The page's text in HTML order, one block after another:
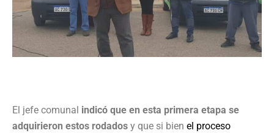
El jefe comunal indicó que en esta primera etapa se
adquirieron estos rodados y que si bien el proceso